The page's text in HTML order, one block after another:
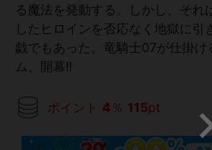
る魔法を発動する。しかし、それ
したヒロインを否応なく地獄に引
戯でもあった。竜騎士07が仕掛け
ム、開幕!!
ポイント 4 ％ 115pt